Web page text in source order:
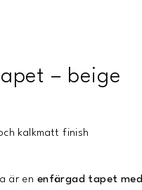
– beige
kalkmatt finish
är en enfärgad tapet med